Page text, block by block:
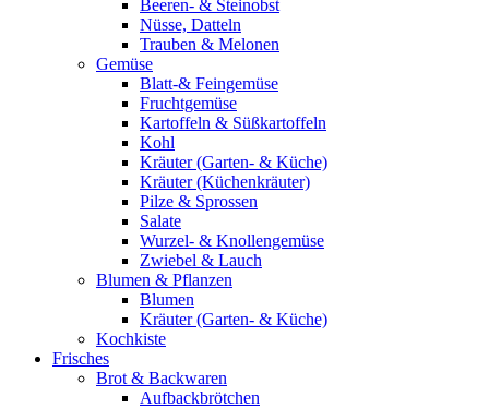
Beeren- & Steinobst
Nüsse, Datteln
Trauben & Melonen
Gemüse
Blatt-& Feingemüse
Fruchtgemüse
Kartoffeln & Süßkartoffeln
Kohl
Kräuter (Garten- & Küche)
Kräuter (Küchenkräuter)
Pilze & Sprossen
Salate
Wurzel- & Knollengemüse
Zwiebel & Lauch
Blumen & Pflanzen
Blumen
Kräuter (Garten- & Küche)
Kochkiste
Frisches
Brot & Backwaren
Aufbackbrötchen